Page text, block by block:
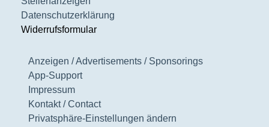
Datenschutzerklärung
Widerrufsformular
Anzeigen / Advertisements / Sponsorings
App-Support
Impressum
Kontakt / Contact
Privatsphäre-Einstellungen ändern